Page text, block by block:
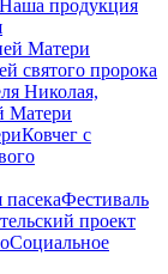
Наша продукция
Матери
святого пророка
Николая,
Матери
Ковчег с
Фестиваль
проект
Социальное